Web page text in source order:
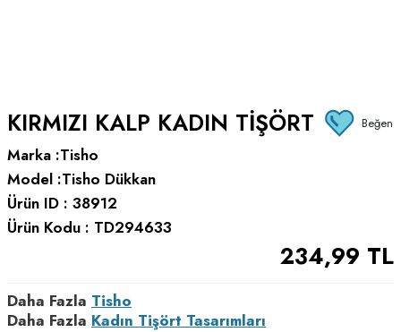
KIRMIZI KALP KADIN TIŞÖRT Beğen
Marka :Tisho
Model :Tisho Dükkan
Ürün ID : 38912
Ürün Kodu : TD294633
234,99 TL
Daha Fazla Tisho
Daha Fazla Kadın Tişört Tasarımları